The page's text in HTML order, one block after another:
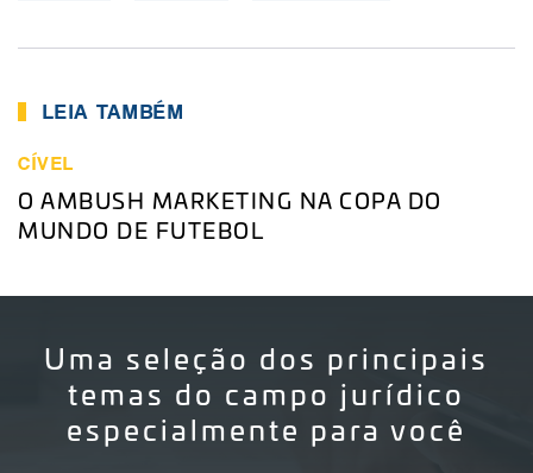
LEIA TAMBÉM
CÍVEL
O AMBUSH MARKETING NA COPA DO
MUNDO DE FUTEBOL
Uma seleção dos principais
temas do campo jurídico
especialmente para você